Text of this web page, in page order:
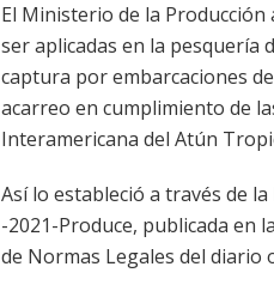
El Ministerio de la
ser aplicadas en la pesquería
captura por embarcaciones
acarreo en cumplimiento de
Interamericana del Atún
Así lo estableció a través de
-2021-Produce, publicada en
de Normas Legales del diario